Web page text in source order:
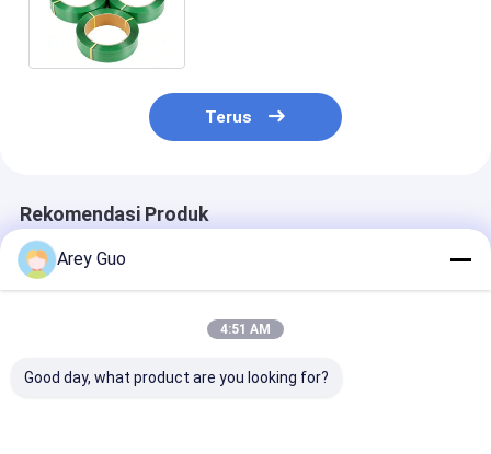
Terus
Rekomendasi Produk
Arey Guo
4:51 AM
Good day, what product are you looking for?